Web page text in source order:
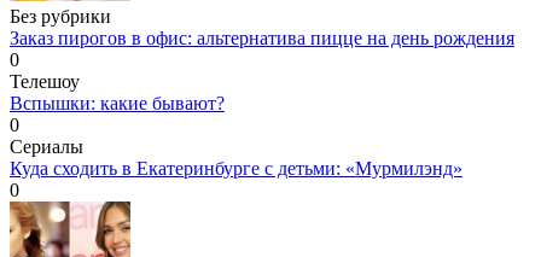
Без рубрики
Заказ пирогов в офис: альтернатива пицце на день рождения
0
Телешоу
Вспышки: какие бывают?
0
Сериалы
Куда сходить в Екатеринбурге с детьми: «Мурмилэнд»
0